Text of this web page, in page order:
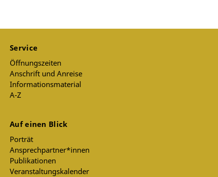
Service
Öffnungszeiten
Anschrift und Anreise
Informationsmaterial
A-Z
Auf einen Blick
Porträt
Ansprechpartner*innen
Publikationen
Veranstaltungskalender